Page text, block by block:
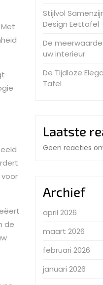
de
Stijlvol
Design Eettafel
De
uw interieur
De Tijdloze
Tafel
Laatste
Geen reacties
Archief
april 2026
maart 2026
februari 2026
januari 2026